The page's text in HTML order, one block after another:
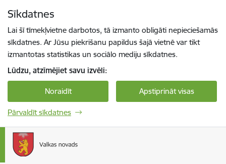
Sīkdatnes
Lai šī tīmekļvietne darbotos, tā izmanto obligāti nepieciešamās
sīkdatnes. Ar Jūsu piekrišanu papildus šajā vietnē var tikt
izmantotas statistikas un sociālo mediju sīkdatnes.
Lūdzu, atzīmējiet savu izvēli:
Noraidīt Apstiprināt visas
Pārvaldīt sīkdatnes